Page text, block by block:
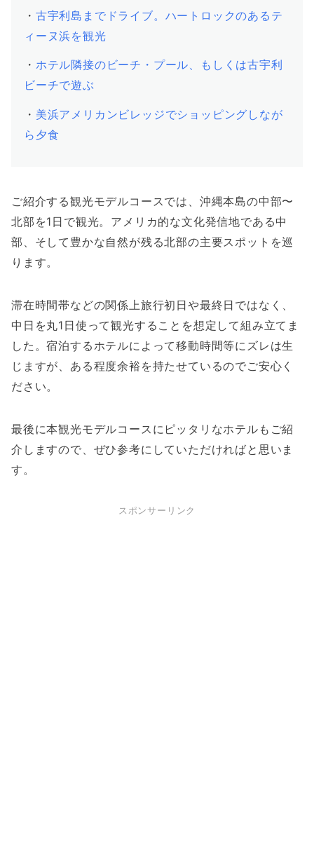
・ 古宇利島までドライブ。ハートロックのあるテ
ィーヌ浜を観光
・ ホテル隣接のビーチ・プール、もしくは古宇利
ビーチで遊ぶ
・ 美浜アメリカンビレッジでショッピングしなが
ら夕食
ご紹介する観光モデルコースでは、沖縄本島の中部〜
北部を1日で観光。アメリカ的な文化発信地である中
部、そして豊かな自然が残る北部の主要スポットを巡
ります。
滞在時間帯などの関係上旅行初日や最終日ではなく、
中日を丸1日使って観光することを想定して組み立てま
した。宿泊するホテルによって移動時間等にズレは生
じますが、ある程度余裕を持たせているのでご安心く
ださい。
最後に本観光モデルコースにピッタリなホテルもご紹
介しますので、ぜひ参考にしていただければと思いま
す。
スポンサーリンク